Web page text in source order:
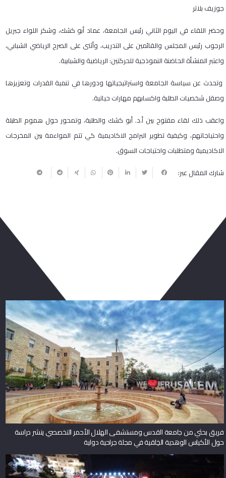
جوزيف بلاتر
وحضر اللقاء في اليوم الثاني رئيس الجامعة، عماد أبو كشك، وشكر اللواء جبريل
الرجوب رئيس المجلس والقائمين على التدريب، وأثنى على الصرح الرياضي الشبابي،
واعتبر المنشأة الحاضنة النموذجية للحركتين: الرياضية والشبابية.
وتحدث عن سياسة الجامعة واستراتيجياتها ودورها في تنمية القدرات وتعزيزها
وصقل شخصيات الطلبة واكسابهم مهارات حياتية.
واعقب ذلك لقاء مفتوح بين أ.د. أبو كشك والطلبة، وتمحور حول هموم الطبلة
واحتياجاتهم، وكيفية تطوير البرامج الاكاديمية كي تتم المواءمة بين المخرجات
الاكاديمية ومتطلبات واحتياجات السوق.
شارك المقال عبر:
فريق بحثي من جامعة القدس ومستشفى الهلال الأحمر التخصصي ينشر دراسة
حول الأكياس الوهدية الخِلقية في مجلة جراحية دولية